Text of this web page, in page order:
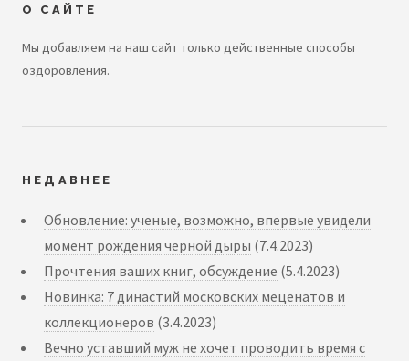
О САЙТЕ
Мы добавляем на наш сайт только действенные способы
оздоровления.
НЕДАВНЕЕ
Обновление: ученые, возможно, впервые увидели
момент рождения черной дыры (7.4.2023)
Прочтения ваших книг, обсуждение (5.4.2023)
Новинка: 7 династий московских меценатов и
коллекционеров (3.4.2023)
Вечно уставший муж не хочет проводить время с